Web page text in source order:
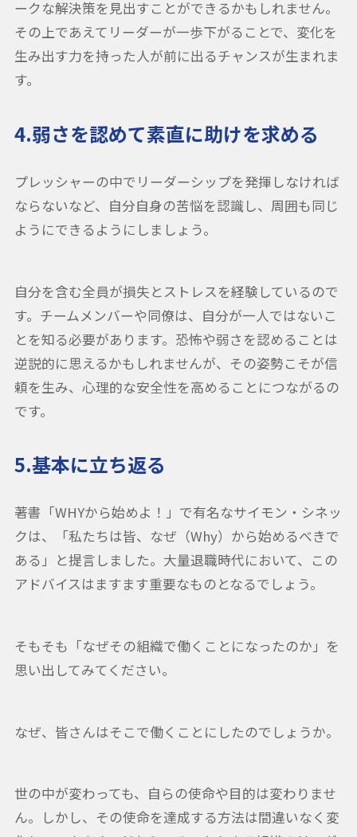
ークな解決策を見出すことができるかもしれません。
その上であえてリーダーが一歩下がることで、変化を
生み出す力を持った人が前に出るチャンスが生まれま
す。
4.弱さを認めて素直に助けを求める
プレッシャーの中でリーダーシップを発揮しなければ
ならないなど、自分自身の苦悩を認識し、周囲も同じ
ようにできるようにしましょう。
自分を含む全員が損失とストレスを経験しているので
す。チームメンバーや同僚は、自分が一人ではないこ
とを知る必要があります。恐怖や弱さを認めることは
逆説的に思えるかもしれませんが、その姿勢こそが信
頼を生み、心理的な安全性を高めることにつながるの
です。
5.基本に立ち返る
著書「WHYから始めよ！」で有名なサイモン・シネッ
クは、「私たちは皆、なぜ（Why）から始めるべきで
ある」と提言しました。大量退職時代において、この
アドバイスはますます重要なものとなるでしょう。
そもそも「なぜその組織で働くことになったのか」を
思い出してみてください。
なぜ、皆さんはそこで働くことにしたのでしょうか。
世の中が変わっても、自らの使命や目的は変わりませ
ん。しかし、その使命を達成する方法は間違いなく変